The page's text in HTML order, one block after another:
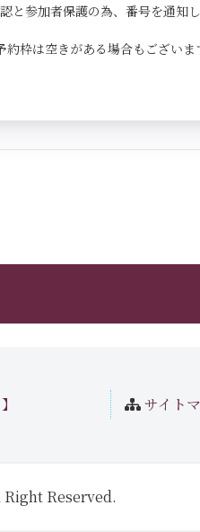
と参加者保護の為、番号を通知
枠は空きがある場合もございま
サイト
Reserved.